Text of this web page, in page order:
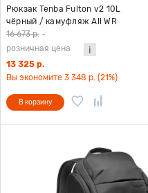
Рюкзак Tenba Fulton v2 10L
чёрный / камуфляж All WR
16 673 р. -
розничная цена
13 325 р.
Вы экономите 3 348 р. (21%)
В корзину